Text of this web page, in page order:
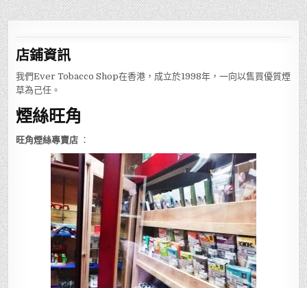
店鋪資訊
我們Ever Tobacco Shop在香港，成立於1998年，一向以售買優質煙
草為己任。
煙絲旺角
旺角煙絲專賣店 ：